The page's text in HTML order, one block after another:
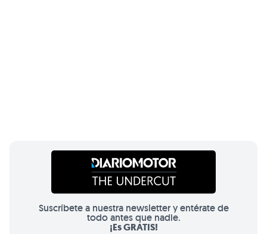
Suscríbete a nuestra newsletter y entérate de
todo antes que nadie.
¡Es GRATIS!